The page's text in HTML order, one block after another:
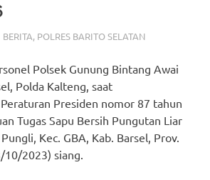
ADMIN_POLRESBARSEL
BERITA, POLRES BARITO SELATAN
Polsek Gunung Bintang Awai
Polda Kalteng, saat
Presiden nomor 87 tahun
Tugas Sapu Bersih Pungutan Liar
Kec. GBA, Kab. Barsel, Prov.
2023) siang.